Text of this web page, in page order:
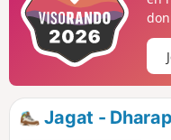
Jagat -